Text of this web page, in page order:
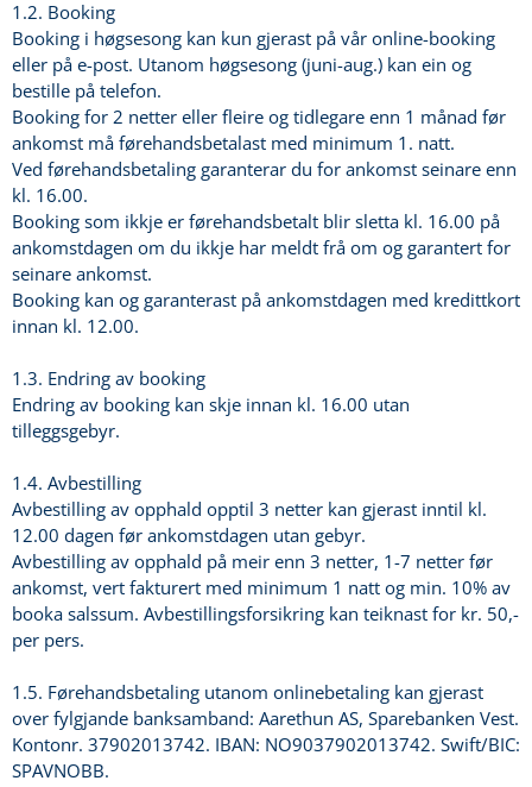
1.2. Booking
Booking i høgsesong kan kun gjerast på vår online-booking
eller på e-post. Utanom høgsesong (juni-aug.) kan ein og
bestille på telefon.
Booking for 2 netter eller fleire og tidlegare enn 1 månad før
ankomst må førehandsbetalast med minimum 1. natt.
Ved førehandsbetaling garanterar du for ankomst seinare enn
kl. 16.00.
Booking som ikkje er førehandsbetalt blir sletta kl. 16.00 på
ankomstdagen om du ikkje har meldt frå om og garantert for
seinare ankomst.
Booking kan og garanterast på ankomstdagen med kredittkort
innan kl. 12.00.
1.3. Endring av booking
Endring av booking kan skje innan kl. 16.00 utan
tilleggsgebyr.
1.4. Avbestilling
Avbestilling av opphald opptil 3 netter kan gjerast inntil kl.
12.00 dagen før ankomstdagen utan gebyr.
Avbestilling av opphald på meir enn 3 netter, 1-7 netter før
ankomst, vert fakturert med minimum 1 natt og min. 10% av
booka salssum. Avbestillingsforsikring kan teiknast for kr. 50,-
per pers.
1.5. Førehandsbetaling utanom onlinebetaling kan gjerast
over fylgjande banksamband: Aarethun AS, Sparebanken Vest.
Kontonr. 37902013742. IBAN: NO9037902013742. Swift/BIC:
SPAVNOBB.